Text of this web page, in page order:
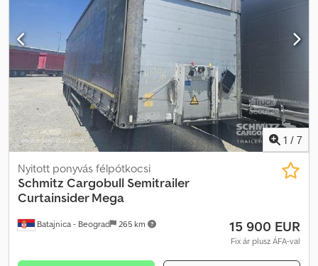
Szerszámosláda, Pótkeréktartó (2 db), Rögzített kitámasztó,
Tolótető, Elektromos csatlakozó 1x15- és 2x7-pólusú, Antispray,
Vámzár, Hidraulikus emelhető tető. Crodszrqd Ijpfx Aftjf
1 / 7
Batajnica - Beograd 265 km
Nyitott ponyvás félpótkocsi
Schmitz Cargobull Semitrailer
Curtainsider Mega
15 900 EUR
Fix ár plusz ÁFA-val